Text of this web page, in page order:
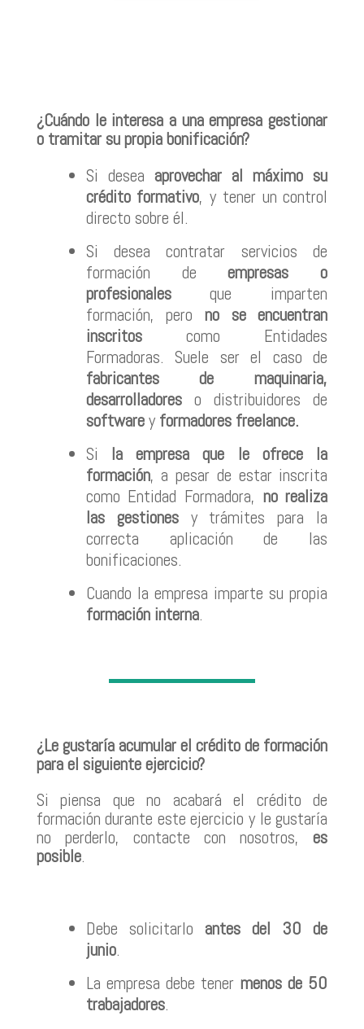
¿Cuándo le interesa a una empresa gestionar
o tramitar su propia bonificación?
Si desea aprovechar al máximo su
crédito formativo, y tener un control
directo sobre él.
Si desea contratar servicios de
formación deempresas o
profesionalesque imparten
formación, pero no se encuentran
inscritoscomo Entidades
Formadoras. Suele ser el caso de
fabricantes de maquinaria,
desarrolladoreso distribuidores de
softwareyformadores freelance.
Si la empresa que le ofrece la
formación, a pesar de estar inscrita
como Entidad Formadora, no realiza
las gestionesy trámites para la
correcta aplicación de las
bonificaciones.
Cuando la empresa imparte su propia
formación interna.
¿Le gustaría acumular el crédito de formación
para el siguiente ejercicio?
Si piensa que no acabará el crédito de
formación durante este ejercicio y le gustaría
no perderlo, contacte con nosotros,es
posible.
Debe solicitarlo antes del 30 de
junio.
La empresa debe tener menos de 50
trabajadores.